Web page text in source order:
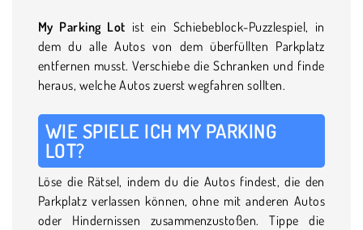
My Parking Lot ist ein Schiebeblock-Puzzlespiel, in
dem du alle Autos von dem überfüllten Parkplatz
entfernen musst. Verschiebe die Schranken und finde
heraus, welche Autos zuerst wegfahren sollten.
WIE SPIELE ICH MY PARKING
LOT?
Löse die Rätsel, indem du die Autos findest, die den
Parkplatz verlassen können, ohne mit anderen Autos
oder Hindernissen zusammenzustoßen. Tippe die